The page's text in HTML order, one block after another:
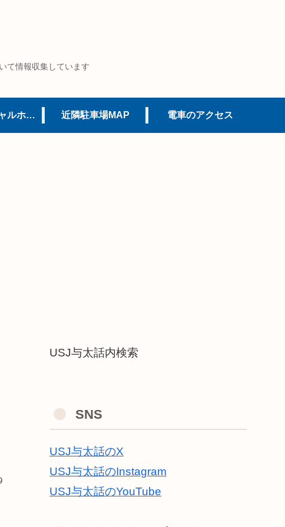
て情報収集しています
USJオフィシャルホテル 近隣駐車場MAP 電車のアクセス
USJ与太話内検索
SNS
USJ与太話のX
USJ与太話のInstagram
USJ与太話のYouTube